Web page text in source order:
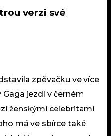
verzi své
zpěvačku ve více
Gaga jezdí v černém
ženskými celebritami
má ve sbírce také